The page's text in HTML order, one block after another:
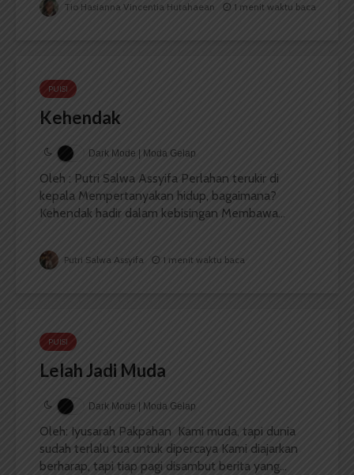
Tio Hasianna Vincentia Hutahaean 1 menit waktu baca
PUISI
Kehendak
Dark Mode | Moda Gelap
Oleh : Putri Salwa Assyifa Perlahan terukir di
kepala Mempertanyakan hidup, bagaimana?
Kehendak hadir dalam kebisingan Membawa...
Putri Salwa Assyifa 1 menit waktu baca
PUISI
Lelah Jadi Muda
Dark Mode | Moda Gelap
Oleh: Iyusarah Pakpahan Kami muda, tapi dunia
sudah terlalu tua untuk dipercaya Kami diajarkan
berharap, tapi tiap pagi disambut berita yang...